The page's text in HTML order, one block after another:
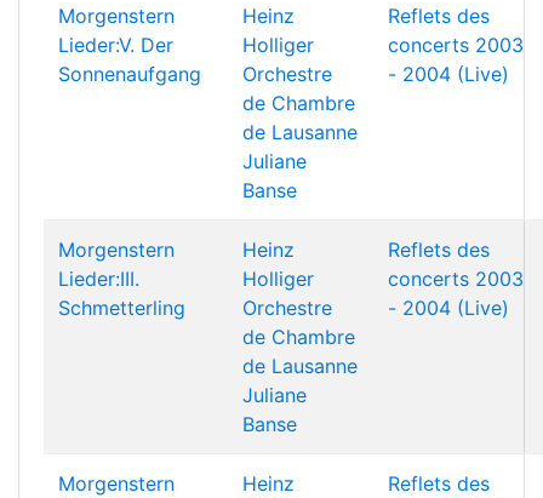
Morgenstern
Lieder:V. Der
Sonnenaufgang
Heinz
Holliger
Orchestre
de Chambre
de Lausanne
Juliane
Banse
Reflets des
concerts 2003
- 2004 (Live)
Morgenstern
Lieder:III.
Schmetterling
Heinz
Holliger
Orchestre
de Chambre
de Lausanne
Juliane
Banse
Reflets des
concerts 2003
- 2004 (Live)
Morgenstern
Heinz
Reflets des